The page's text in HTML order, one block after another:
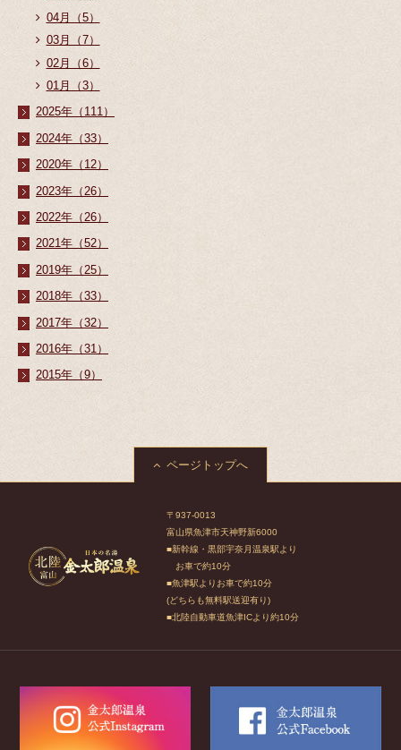
04月（5）
03月（7）
02月（6）
01月（3）
2025年（111）
2024年（33）
2020年（12）
2023年（26）
2022年（26）
2021年（52）
2019年（25）
2018年（33）
2017年（32）
2016年（31）
2015年（9）
ページトップへ
〒937-0013
富山県魚津市天神野新6000
■新幹線・黒部宇奈月温泉駅より
お車で約10分
■魚津駅よりお車で約10分
(どちらも無料駅送迎有り)
■北陸自動車道魚津ICより約10分